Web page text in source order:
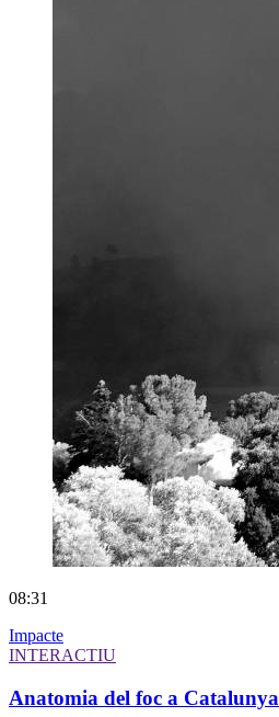
08:31
Impacte
INTERACTIU
Anatomia del foc a Catalunya